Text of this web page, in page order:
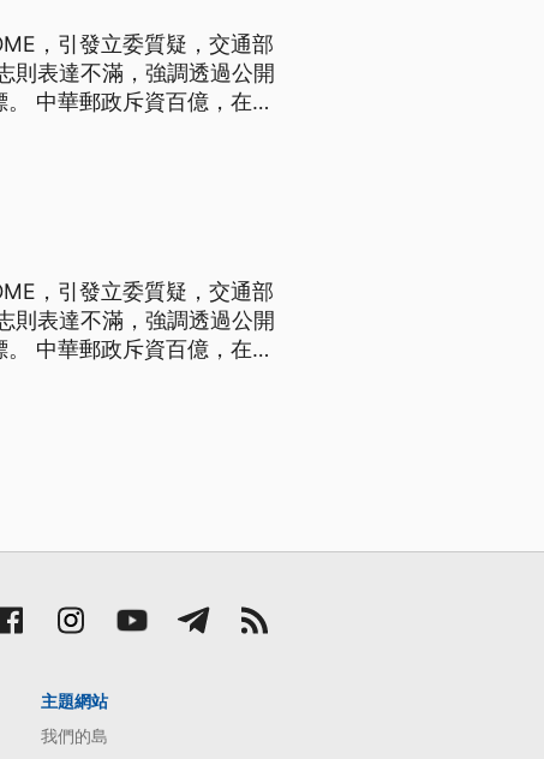
，引發立委質疑，交通部
則表達不滿，強調透過公開
中華郵政斥資百億，在機
，更懷疑交通部為此撤換郵
，引發立委質疑，交通部
則表達不滿，強調透過公開
中華郵政斥資百億，在機
，更懷疑交通部為此撤換郵
主題網站
我們的島